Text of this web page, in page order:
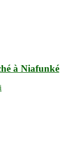
à Niafunké